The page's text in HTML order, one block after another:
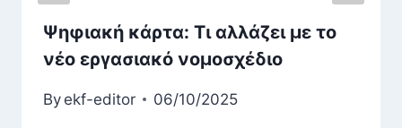
Ψηφιακή κάρτα: Τι αλλάζει με το
νέο εργασιακό νομοσχέδιο
By ekf-editor 06/10/2025